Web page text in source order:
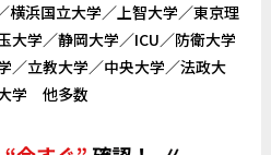
横浜国立大学／上智大学／東京理
大学／静岡大学／ICU／防衛大学
／立教大学／中央大学／法政大
学 他多数